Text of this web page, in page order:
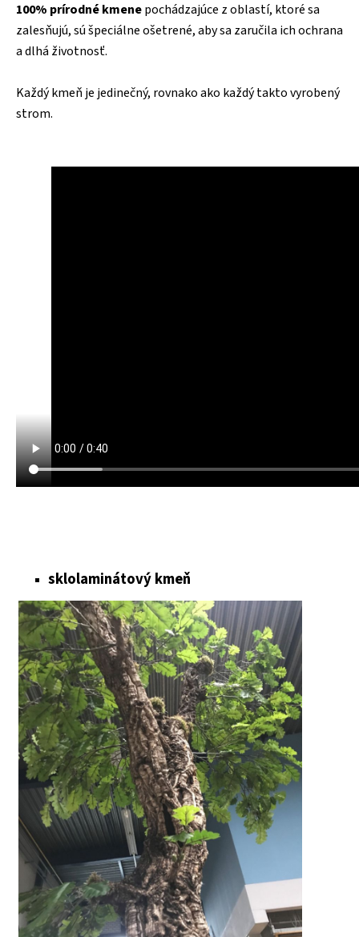
100% prírodné kmenepochádzajúce z oblastí, ktoré sa
zalesňujú, sú špeciálne ošetrené, aby sa zaručila ich ochrana
a dlhá životnosť.
Každý kmeň je jedinečný, rovnako ako každý takto vyrobený
strom.
sklolaminátový kmeň